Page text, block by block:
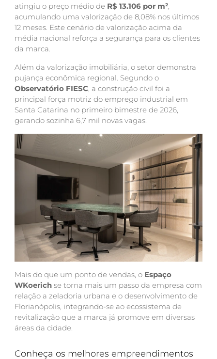
atingiu o preço médio de R$ 13.106 por m²,
acumulando uma valorização de 8,08% nos últimos
12 meses. Este cenário de valorização acima da
média nacional reforça a segurança para os clientes
da marca.
Além da valorização imobiliária, o setor demonstra
pujança econômica regional. Segundo o
Observatório FIESC, a construção civil foi a
principal força motriz do emprego industrial em
Santa Catarina no primeiro bimestre de 2026,
gerando sozinha 6,7 mil novas vagas.
Mais do que um ponto de vendas, o Espaço
WKoerich se torna mais um passo da empresa com
relação a zeladoria urbana e o desenvolvimento de
Florianópolis, integrando-se ao ecossistema de
revitalização que a marca já promove em diversas
áreas da cidade.
Conheça os melhores empreendimentos